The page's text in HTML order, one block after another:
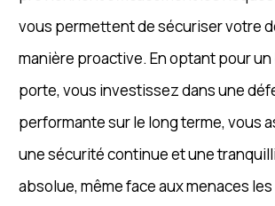
vous permettent de sécuriser votre
manière proactive. En optant pour
porte, vous investissez dans une
performante sur le long terme, vous
une sécurité continue et une
absolue, même face aux menaces